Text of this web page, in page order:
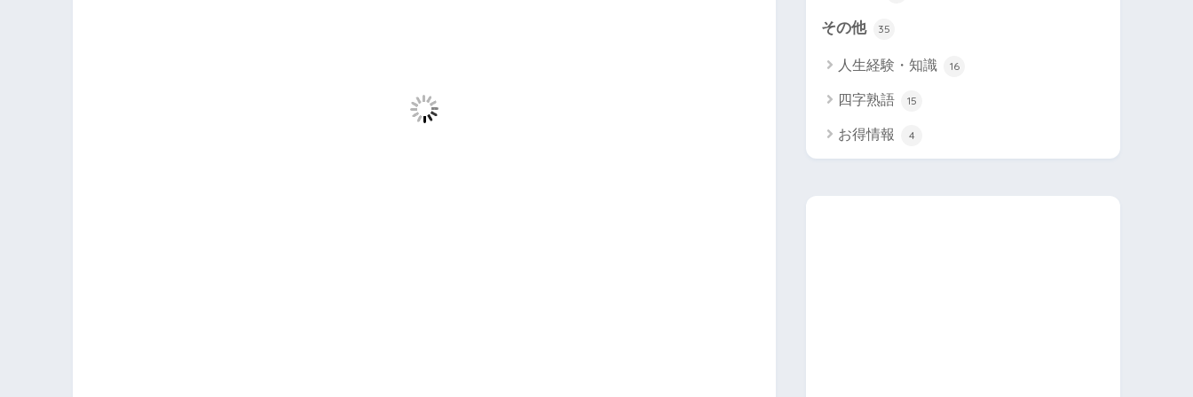
その他 35
人生経験・知識 16
四字熟語 15
お得情報 4